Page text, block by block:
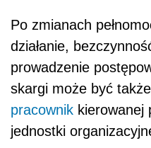
Po zmianach
działanie,
prowadzenie
skargi może być
pracownik kierowanej
jednostki